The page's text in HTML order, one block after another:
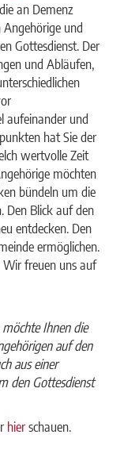
an Demenz
und
Gottesdienst. Der
und Abläufen,
aufeinander und
hat Sie der
wertvolle Zeit
möchten
bündeln um die
Den Blick auf den
entdecken. Den
ermöglichen.
freuen uns auf
Ihnen die
auf den
aus einer
den Gottesdienst
hierschauen.